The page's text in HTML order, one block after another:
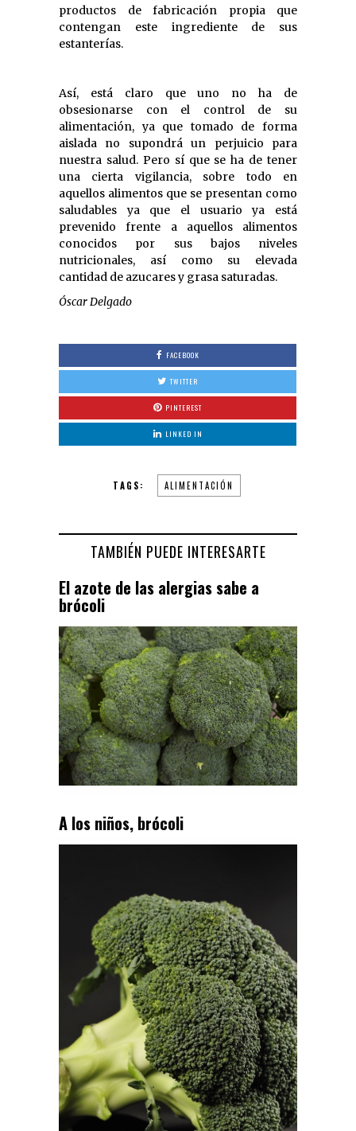
productos de fabricación propia que
contengan este ingrediente de sus
estanterías.
Así, está claro que uno no ha de
obsesionarse con el control de su
alimentación, ya que tomado de forma
aislada no supondrá un perjuicio para
nuestra salud. Pero sí que se ha de tener
una cierta vigilancia, sobre todo en
aquellos alimentos que se presentan como
saludables ya que el usuario ya está
prevenido frente a aquellos alimentos
conocidos por sus bajos niveles
nutricionales, así como su elevada
cantidad de azucares y grasa saturadas.
Óscar Delgado
FACEBOOK
TWITTER
PINTEREST
LINKED IN
TAGS: ALIMENTACIÓN
TAMBIÉN PUEDE INTERESARTE
El azote de las alergias sabe a
brócoli
A los niños, brócoli